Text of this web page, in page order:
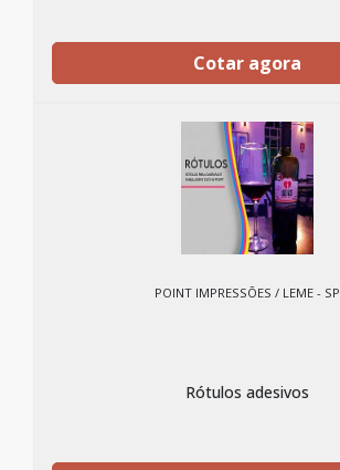
Cotar agora
POINT IMPRESSÕES / LEME - SP
Rótulos adesivos